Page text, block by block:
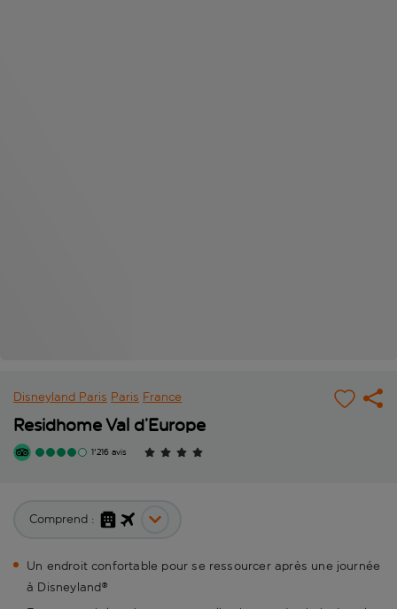
Disneyland Paris Paris France
Residhome Val d’Europe
1'216 avis
Comprend :
Un endroit confortable pour se ressourcer après une journée
à Disneyland®